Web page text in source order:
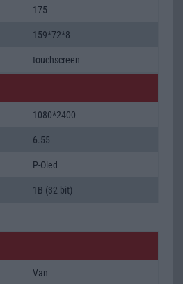
175
159*72*8
touchscreen
1080*2400
6.55
P-Oled
1B (32 bit)
Van